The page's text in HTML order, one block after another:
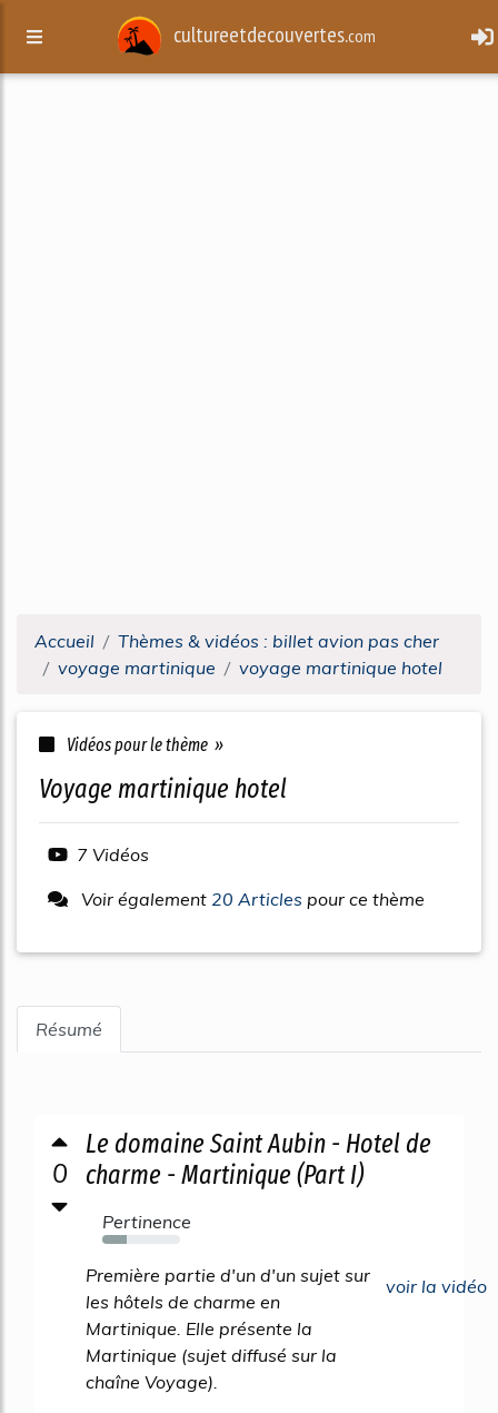
cultureetdecouvertes.com
Accueil
Thèmes & vidéos : billet avion pas cher
voyage martinique
voyage martinique hotel
Vidéos pour le thème »
voyage martinique hotel
7 Vidéos
Voir également 20 Articles pour ce thème
Résumé
0
Le domaine Saint Aubin - Hotel de
charme - Martinique (Part I)
Pertinence
32%
voir la vidéo
Première partie d'un d'un sujet sur
les hôtels de charme en
Martinique. Elle présente la
Martinique (sujet diffusé sur la
chaîne Voyage).